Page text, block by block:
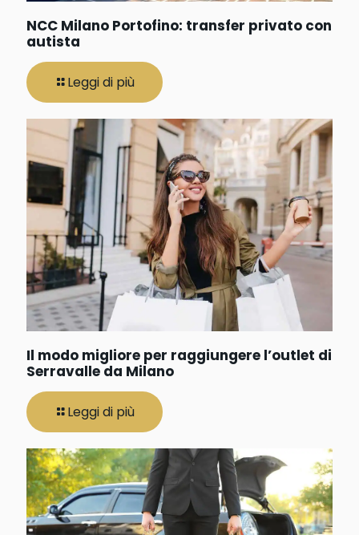
NCC Milano Portofino: transfer privato con
autista
Leggi di più
Il modo migliore per raggiungere l’outlet di
Serravalle da Milano
Leggi di più